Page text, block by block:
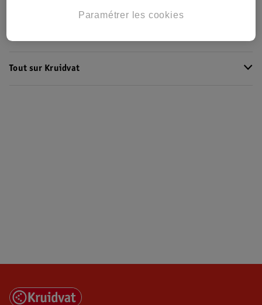
Tout sur Kruidvat
Paramétrer les cookies